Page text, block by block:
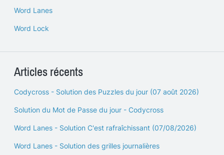
Word Lanes
Word Lock
Articles récents
Codycross - Solution des Puzzles du jour (07 août 2026)
Solution du Mot de Passe du jour - Codycross
Word Lanes - Solution C'est rafraîchissant (07/08/2026)
Word Lanes - Solution des grilles journalières